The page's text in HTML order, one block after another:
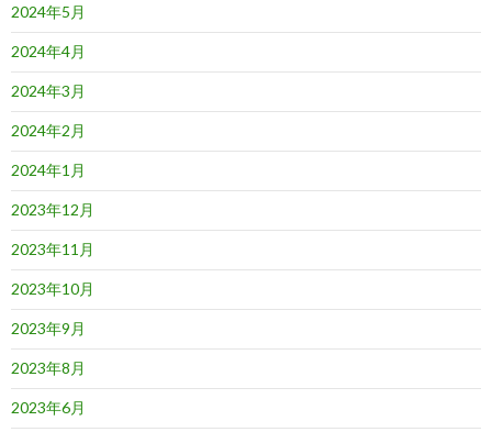
2024年5月
2024年4月
2024年3月
2024年2月
2024年1月
2023年12月
2023年11月
2023年10月
2023年9月
2023年8月
2023年6月